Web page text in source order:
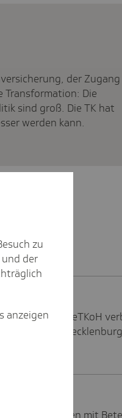
der Zugang
Transformation: Die
sind groß. Die TK hat
werden kann.
NeTKoH
in
aus NRW werden mit
zu
und der
anzeigen